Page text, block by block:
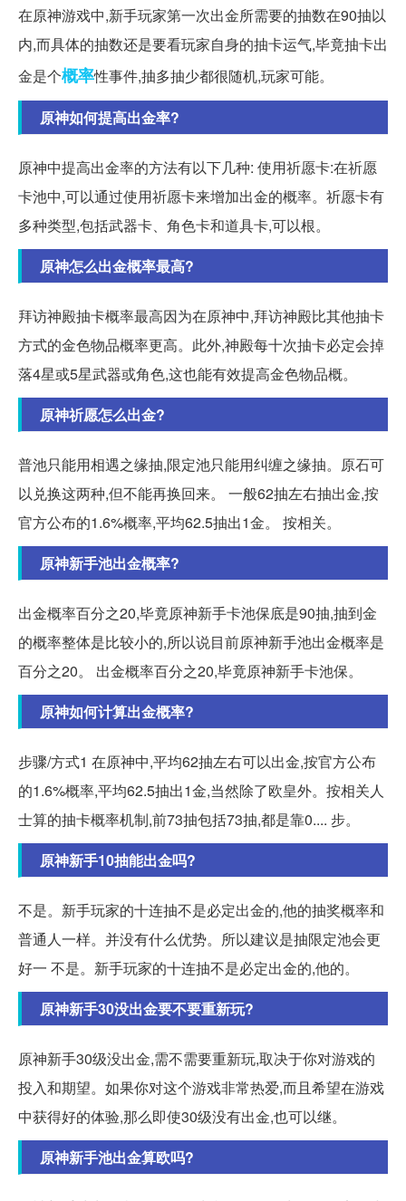
在原神游戏中,新手玩家第一次出金所需要的抽数在90抽以
内,而具体的抽数还是要看玩家自身的抽卡运气,毕竟抽卡出
金是个概率性事件,抽多抽少都很随机,玩家可能。
原神如何提高出金率?
原神中提高出金率的方法有以下几种: 使用祈愿卡:在祈愿
卡池中,可以通过使用祈愿卡来增加出金的概率。祈愿卡有
多种类型,包括武器卡、角色卡和道具卡,可以根。
原神怎么出金概率最高?
拜访神殿抽卡概率最高因为在原神中,拜访神殿比其他抽卡
方式的金色物品概率更高。此外,神殿每十次抽卡必定会掉
落4星或5星武器或角色,这也能有效提高金色物品概。
原神祈愿怎么出金?
普池只能用相遇之缘抽,限定池只能用纠缠之缘抽。原石可
以兑换这两种,但不能再换回来。 一般62抽左右抽出金,按
官方公布的1.6%概率,平均62.5抽出1金。 按相关。
原神新手池出金概率?
出金概率百分之20,毕竟原神新手卡池保底是90抽,抽到金
的概率整体是比较小的,所以说目前原神新手池出金概率是
百分之20。 出金概率百分之20,毕竟原神新手卡池保。
原神如何计算出金概率?
步骤/方式1 在原神中,平均62抽左右可以出金,按官方公布
的1.6%概率,平均62.5抽出1金,当然除了欧皇外。按相关人
士算的抽卡概率机制,前73抽包括73抽,都是靠0.... 步。
原神新手10抽能出金吗?
不是。新手玩家的十连抽不是必定出金的,他的抽奖概率和
普通人一样。并没有什么优势。所以建议是抽限定池会更
好一 不是。新手玩家的十连抽不是必定出金的,他的。
原神新手30没出金要不要重新玩?
原神新手30级没出金,需不需要重新玩,取决于你对游戏的
投入和期望。如果你对这个游戏非常热爱,而且希望在游戏
中获得好的体验,那么即使30级没有出金,也可以继。
原神新手池出金算欧吗?